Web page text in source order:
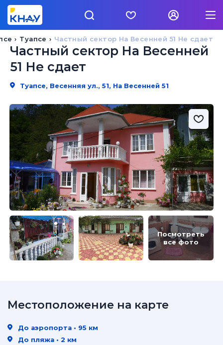
Частный сектор На Весенней 51 Не сдает
Туапсе
Частный сектор На Весенней
51 Не сдает
Туапсе, Весенняя ул., 51, На Весенней 51
Посмотреть
все фото
Местоположение на карте
До аэропорта • 95 км
До пляжа • 2 км